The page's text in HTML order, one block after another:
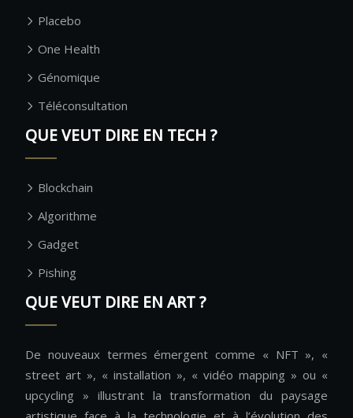
Placebo
One Health
Génomique
Téléconsultation
QUE VEUT DIRE EN TECH ?
Blockchain
Algorithme
Gadget
Pishing
QUE VEUT DIRE EN ART ?
De nouveaux termes émergent comme « NFT », «
street art », « installation », « vidéo mapping » ou «
upcycling » illustrant la transformation du paysage